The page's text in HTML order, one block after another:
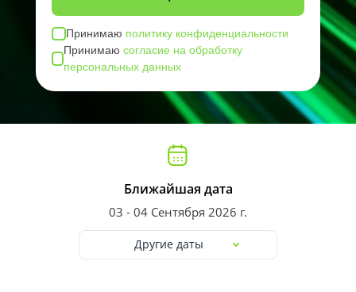
Принимаю политику конфиденциальности
Принимаюсогласие на обработку
персональных данных
Ближайшая дата
03 - 04 Сентября 2026 г.
Другие даты